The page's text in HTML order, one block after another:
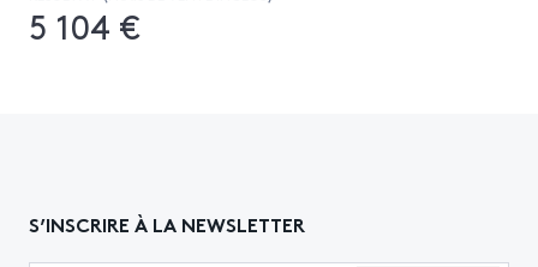
5 104 €
S’INSCRIRE À LA NEWSLETTER